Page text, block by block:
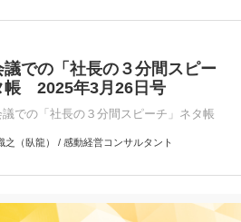
での「社長の３分間スピー
帳 2025年3月26日号
での「社長の３分間スピーチ」ネタ帳
之（臥龍） / 感動経営コンサルタント